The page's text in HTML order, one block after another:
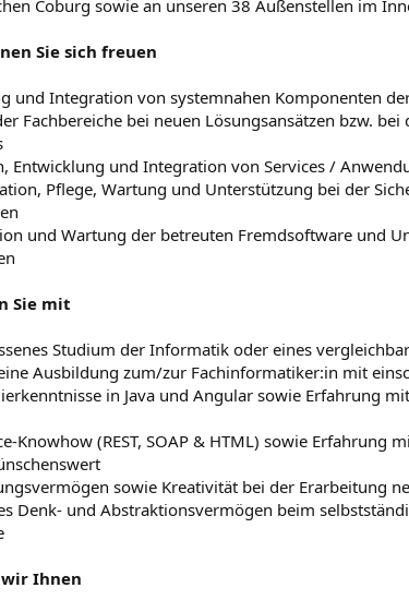
Coburg sowie an unseren 38 Außenstellen im
Sie sich freuen
und Integration von systemnahen Komponenten
Fachbereiche bei neuen Lösungsansätzen bzw.
Entwicklung und Integration von Services /
Pflege, Wartung und Unterstützung bei der
und Wartung der betreuten Fremdsoftware und
Sie mit
Studium der Informatik oder eines
Ausbildung zum/zur Fachinformatiker:in mit
in Java und Angular sowie Erfahrung
Knowhow (REST, SOAP & HTML) sowie Erfahrung
sowie Kreativität bei der Erarbeitung
Denk- und Abstraktionsvermögen beim
Ihnen